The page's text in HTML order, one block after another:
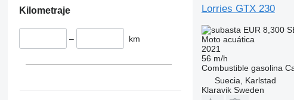
Kilometraje
– km
Lorries GTX 230
EUR 8,300
Moto acuática
2021
56 m/h
Combustible gasolina
Suecia, Karlstad
Klaravik Sweden